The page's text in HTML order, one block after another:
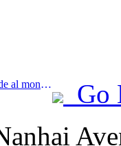
Prev:Svelato il primo robot umanoide al mondo specializzato nei servizi di ristorazione multi-scenario.
Go